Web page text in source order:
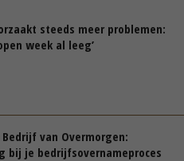
steeds meer problemen:
week al leeg’
van Overmorgen:
bij je bedrijfsovernameproces